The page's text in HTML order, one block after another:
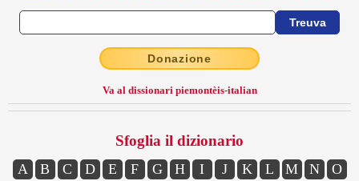
Donazione
Va al dissionari piemontèis-italian
Sfoglia il dizionario
A B C D E F G H I J K L M N
O